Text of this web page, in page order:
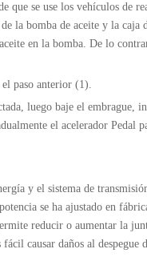
que se use los vehículos de
la bomba de aceite y la caja
en la bomba. De lo
el paso anterior (1).
luego baje el embrague,
el acelerador Pedal
y el sistema de
se ha ajustado en
reducir o aumentar la
causar daños al despegue